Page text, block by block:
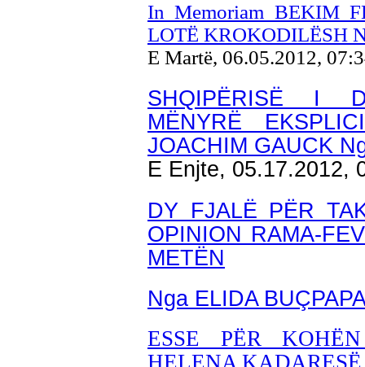
In Memoriam BEKIM
LOTË KROKODILËSH
E Martë, 06.05.2012,
SHQIPËRISË I
MËNYRË
JOACHIM GAUCK
E Enjte, 05.17.2012,
DY FJALË PËR
OPINION RAMA-
METËN
Nga ELIDA
ESSE PËR